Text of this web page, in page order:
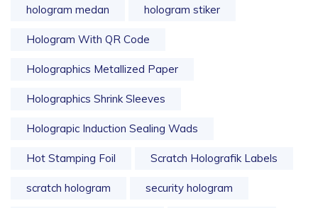
hologram medan hologram stiker
Hologram With QR Code
Holographics Metallized Paper
Holographics Shrink Sleeves
Holograpic Induction Sealing Wads
Hot Stamping Foil Scratch Holografik Labels
scratch hologram security hologram